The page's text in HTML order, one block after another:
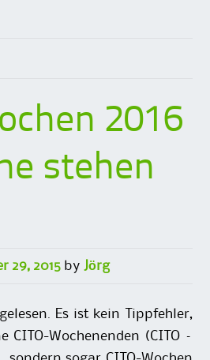
2016
stehen
29, 2015 by Jörg
Es ist kein Tippfehler,
CITO-Wochenenden (CITO –